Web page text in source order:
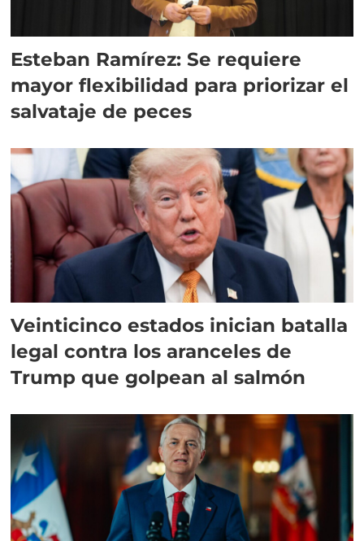
Esteban Ramírez: Se requiere
mayor flexibilidad para priorizar el
salvataje de peces
Veinticinco estados inician batalla
legal contra los aranceles de
Trump que golpean al salmón